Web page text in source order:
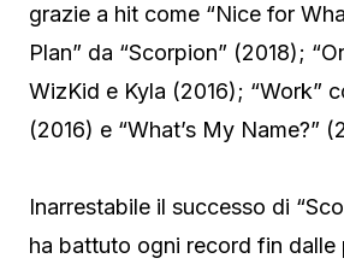
grazie a hit come “Nice for
Plan” da “Scorpion” (2018);
WizKid e Kyla (2016); “Work”
(2016) e “What’s My Name?”
Inarrestabile il successo di
ha battuto ogni record fin dalle